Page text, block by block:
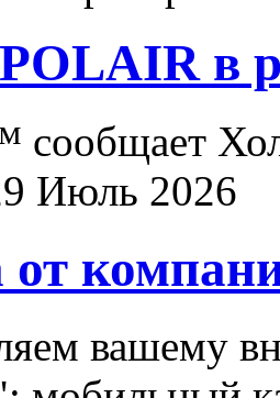
в
сообщает
Июль 2026
от
вашему